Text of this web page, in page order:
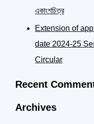
একাংশচিত্র
Extension of
date 2024-25
Circular
Recent
Archives